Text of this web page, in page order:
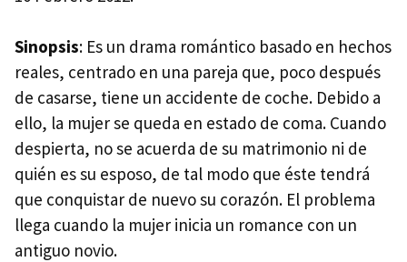
Sinopsis: Es un drama romántico basado en hechos
reales, centrado en una pareja que, poco después
de casarse, tiene un accidente de coche. Debido a
ello, la mujer se queda en estado de coma. Cuando
despierta, no se acuerda de su matrimonio ni de
quién es su esposo, de tal modo que éste tendrá
que conquistar de nuevo su corazón. El problema
llega cuando la mujer inicia un romance con un
antiguo novio.